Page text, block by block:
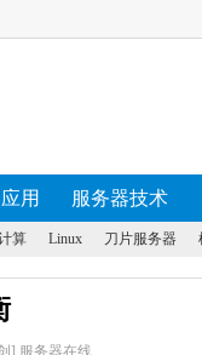
用 服务器技术
算 Linux 刀片服务器
] 服务器在线